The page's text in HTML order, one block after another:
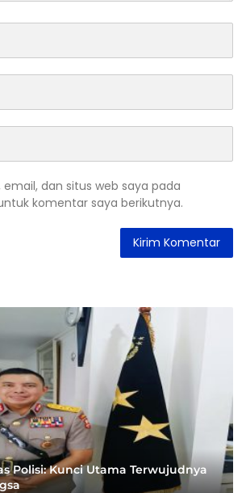
dan situs web saya pada
komentar saya berikutnya.
Polisi: Kunci Utama Terwujudnya